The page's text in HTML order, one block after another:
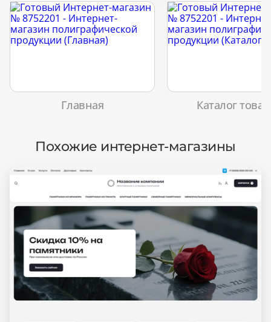
Главная Каталог
Похожие интернет-магазины